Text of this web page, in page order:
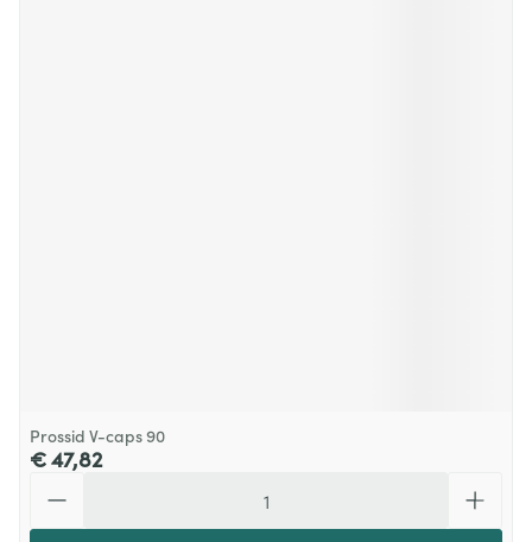
Prossid V-caps 90
€ 47,82